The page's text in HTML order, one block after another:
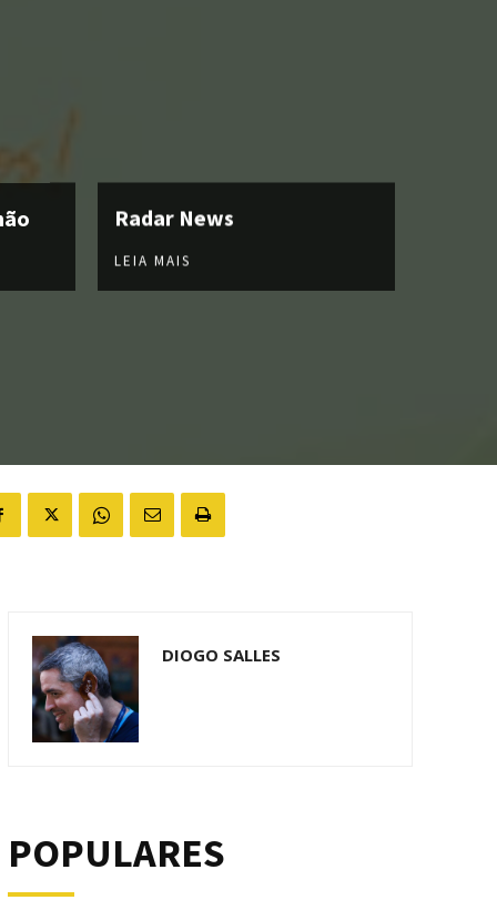
Radar News
LEIA MAIS
DIOGO SALLES
POPULARES